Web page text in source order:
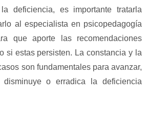
deficiencia, es importante tratarla
al especialista en psicopedagogía
que aporte las recomendaciones
si estas persisten. La constancia y la
son fundamentales para avanzar,
o erradica la deficiencia